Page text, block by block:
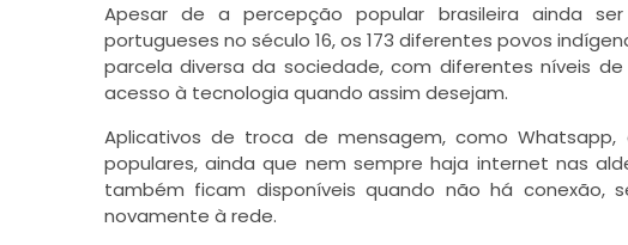
Apesar de a percepção popular brasileira ainda
portugueses no século 16, os 173 diferentes povos
parcela diversa da sociedade, com diferentes níveis
acesso à tecnologia quando assim desejam.
Aplicativos de troca de mensagem, como
populares, ainda que nem sempre haja internet nas
também ficam disponíveis quando não há conexão,
novamente à rede.